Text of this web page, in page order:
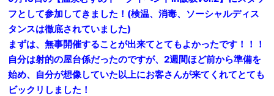
フとして参加してきました！ (検温、消毒、ソーシャルディス
タンスは徹底されていました)
まずは、無事開催することが出来てとてもよかったです！！！
自分は射的の屋台係だったのですが、2週間ほど前から準備を
始め、自分が想像していた以上にお客さんが来てくれてとても
ビックリしました！